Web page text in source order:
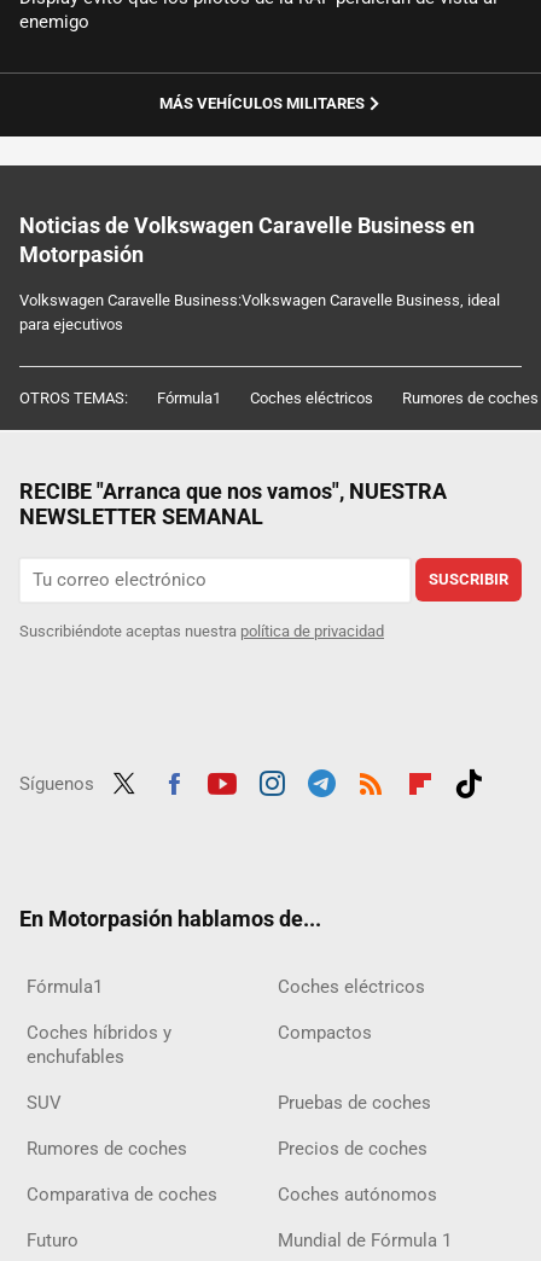
enemigo
MÁS VEHÍCULOS MILITARES
Noticias de Volkswagen Caravelle Business en
Motorpasión
Volkswagen Caravelle Business:Volkswagen Caravelle Business, ideal
para ejecutivos
OTROS TEMAS: Fórmula1 Coches eléctricos Rumores de coches
RECIBE "Arranca que nos vamos", NUESTRA
NEWSLETTER SEMANAL
SUSCRIBIR
Suscribiéndote aceptas nuestra política de privacidad
Síguenos
En Motorpasión hablamos de...
Fórmula1 Coches eléctricos
Coches híbridos y
enchufables
Compactos
SUV Pruebas de coches
Rumores de coches Precios de coches
Comparativa de coches Coches autónomos
Futuro Mundial de Fórmula 1